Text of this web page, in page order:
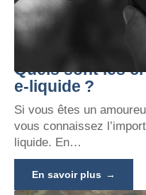
Quels sont les
e-liquide ?
Si vous êtes un
vous connaissez
liquide. En…
En savoir plus